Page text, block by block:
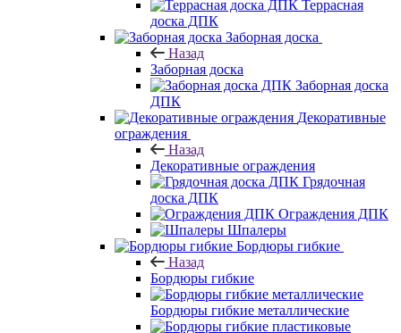
Террасная
доска ДПК
Заборная доска
Назад
Заборная доска
Заборная доска
ДПК
Декоративные
ограждения
Назад
Декоративные ограждения
Грядочная
доска ДПК
Ограждения ДПК
Шпалеры
Бордюры гибкие
Назад
Бордюры гибкие
Бордюры гибкие металлические